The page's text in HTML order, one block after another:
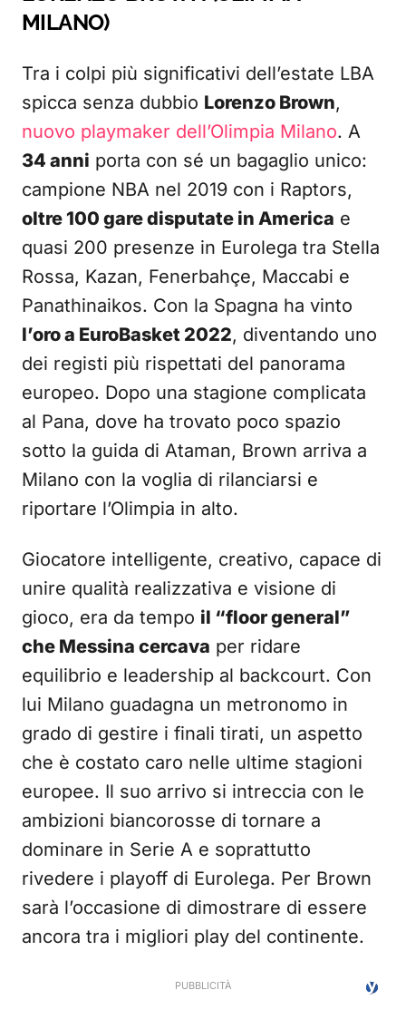
MILANO)
Tra i colpi più significativi dell’estate LBA
spicca senza dubbio Lorenzo Brown,
nuovo playmaker dell’Olimpia Milano. A
34 anni porta con sé un bagaglio unico:
campione NBA nel 2019 con i Raptors,
oltre 100 gare disputate in America e
quasi 200 presenze in Eurolega tra Stella
Rossa, Kazan, Fenerbahçe, Maccabi e
Panathinaikos. Con la Spagna ha vinto
l’oro a EuroBasket 2022, diventando uno
dei registi più rispettati del panorama
europeo. Dopo una stagione complicata
al Pana, dove ha trovato poco spazio
sotto la guida di Ataman, Brown arriva a
Milano con la voglia di rilanciarsi e
riportare l’Olimpia in alto.
Giocatore intelligente, creativo, capace di
unire qualità realizzativa e visione di
gioco, era da tempo il “floor general”
che Messina cercava per ridare
equilibrio e leadership al backcourt. Con
lui Milano guadagna un metronomo in
grado di gestire i finali tirati, un aspetto
che è costato caro nelle ultime stagioni
europee. Il suo arrivo si intreccia con le
ambizioni biancorosse di tornare a
dominare in Serie A e soprattutto
rivedere i playoff di Eurolega. Per Brown
sarà l’occasione di dimostrare di essere
ancora tra i migliori play del continente.